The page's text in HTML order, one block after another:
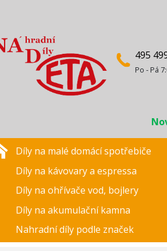
495
Po - Pá
Díly na malé domácí spotřebiče
Díly na kávovary a espressa
Díly na ohřívače vod, bojlery
Díly na akumulační kamna
Nahradní díly podle značek